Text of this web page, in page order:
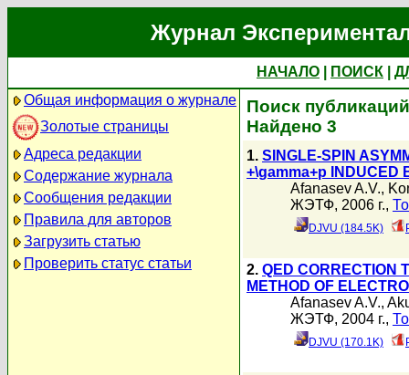
Журнал
НАЧАЛО ПОИСК
Общая информация о журнале
Золотые страницы
Адреса редакции
Содержание журнала
Сообщения редакции
Правила для авторов
Загрузить статью
Проверить статус статьи
Поиск
Найдено 3
1. SINGLE-SPIN
+\gamma+p INDUCED
Afanasev A.V.,
ЖЭТФ, 2006 г.,
DJVU (184.5K)
2. QED CORRECTION
METHOD OF
Afanasev A.V.,
ЖЭТФ, 2004 г.,
DJVU (170.1K)